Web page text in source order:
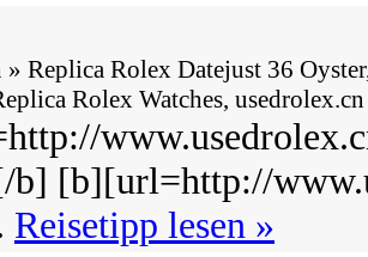
Replica Rolex Datejust 36
Rolex Watches, usedrolex.cn
[b][url=http://
Reisetipp lesen »